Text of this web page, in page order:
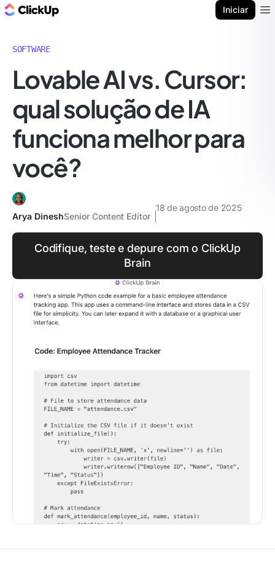
Iniciar
SOFTWARE
Lovable AI vs. Cursor:
qual solução de IA
funciona melhor para
você?
Arya DineshSenior Content Editor
18 de agosto de 2025
Codifique, teste e depure com o ClickUp
Brain